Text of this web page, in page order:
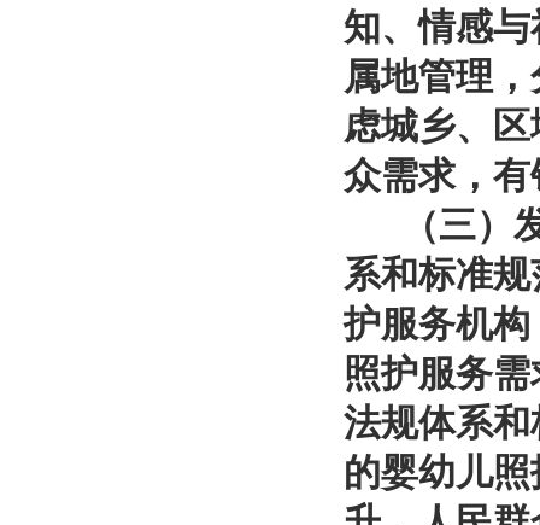
知、情感
属地管理
虑城乡、
众需求，
（三）发
系和标准
护服务机
照护服务
法规体系
的婴幼儿